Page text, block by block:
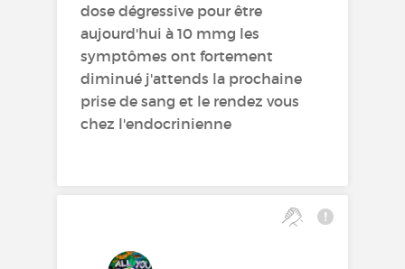
dose dégressive pour être
aujourd'hui à 10 mmg les
symptômes ont fortement
diminué j'attends la prochaine
prise de sang et le rendez vous
chez l'endocrinienne